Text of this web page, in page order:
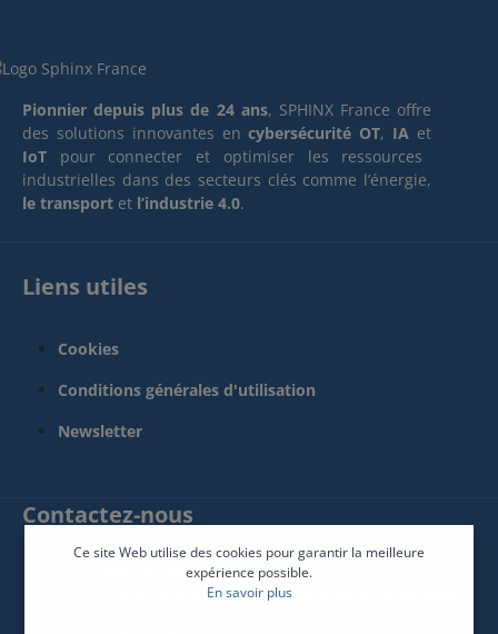
Pionnier depuis plus de 24 ans, SPHINX France offre
des solutions innovantes encybersécurité OT, IA et
IoT pour connecter et optimiser les ressources
industrielles dans des secteurs clés comme l’énergie,
le transport et l’industrie 4.0.
Liens utiles
Cookies
Conditions générales d'utilisation
Newsletter
Contactez-nous
SPHINX France Connect
12 Rue René Descartes 85600 Montaigu-Vendée
Ce site Web utilise des cookies pour garantir la meilleure
expérience possible.
En savoir plus